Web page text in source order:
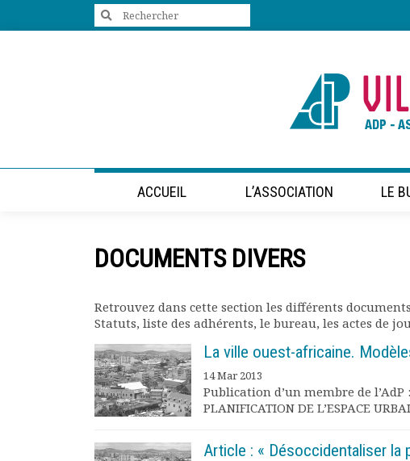
Calendrier des activités
Assemblées générales
Comptes rendus mensuels
Rapports moraux
Rapports financiers
Nous rejoindre
Présentation du bulletin
Search
ACCUEIL L’ASSOCIATION LE
DOCUMENTS DIVERS
Retrouvez dans cette section les différents
Statuts, liste des adhérents, le bureau, les actes de
La ville ouest-africaine.
14 Mar 2013
Publication d’un membre de l’AdP :
PLANIFICATION DE L’ESPACE
Article : « Désoccidentaliser la